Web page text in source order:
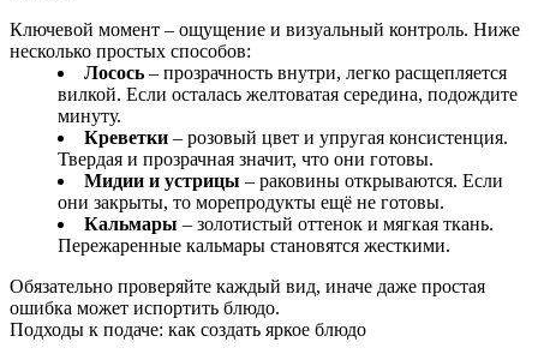
Ключевой момент – ощущение и визуальный контроль. Ниже
несколько простых способов:
Лосось – прозрачность внутри, легко расщепляется
вилкой. Если осталась желтоватая середина, подождите
минуту.
Креветки – розовый цвет и упругая консистенция.
Твердая и прозрачная значит, что они готовы.
Мидии и устрицы – раковины открываются. Если
они закрыты, то морепродукты ещё не готовы.
Кальмары – золотистый оттенок и мягкая ткань.
Пережаренные кальмары становятся жесткими.
Обязательно проверяйте каждый вид, иначе даже простая
ошибка может испортить блюдо.
Подходы к подаче: как создать яркое блюдо